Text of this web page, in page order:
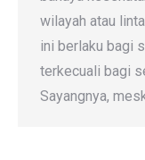
wilayah atau
ini berlaku bagi
terkecuali bagi
Sayangnya,